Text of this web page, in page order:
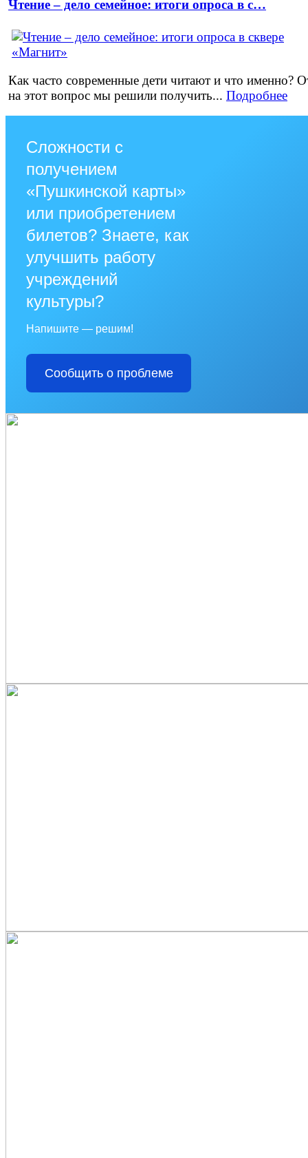
Чтение – дело семейное: итоги опроса в с…
Как часто современные дети читают и что именно?
на этот вопрос мы решили получить... Подробнее
Сложности с
получением
«Пушкинской карты»
или приобретением
билетов? Знаете, как
улучшить работу
учреждений
культуры?
Напишите — решим!
Сообщить о проблеме